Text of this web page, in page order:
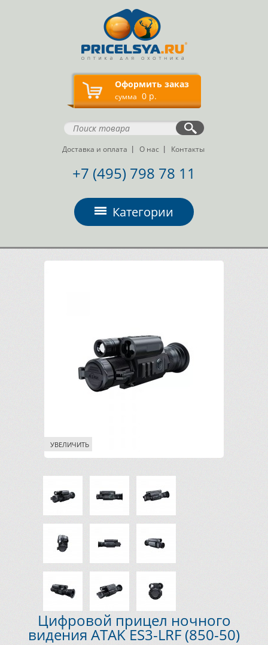
Оформить заказ
сумма 0 р.
Доставка и оплата О нас Контакты
+7 (495) 798 78 11
Категории
УВЕЛИЧИТЬ
Цифровой прицел ночного
видения ATAK ES3-LRF (850-50)